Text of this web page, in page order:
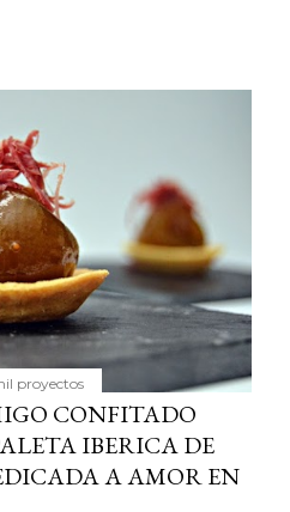
proyectos
CONFITADO
IBERICA DE
A AMOR EN